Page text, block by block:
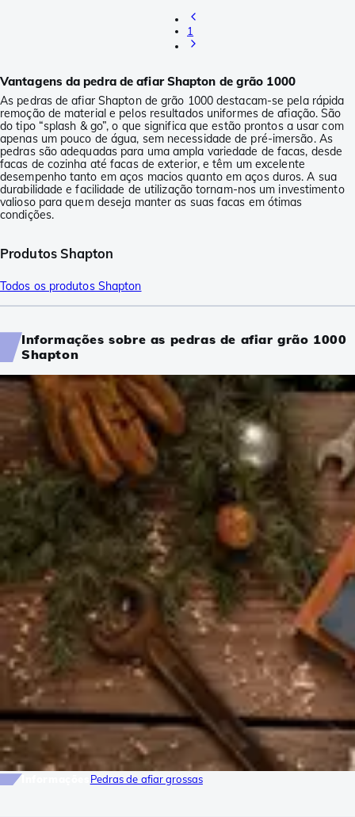
1
Vantagens da pedra de afiar Shapton de grão 1000
As pedras de afiar Shapton de grão 1000 destacam-se pela rápida
remoção de material e pelos resultados uniformes de afiação. São
do tipo “splash & go”, o que significa que estão prontos a usar com
apenas um pouco de água, sem necessidade de pré-imersão. As
pedras são adequadas para uma ampla variedade de facas, desde
facas de cozinha até facas de exterior, e têm um excelente
desempenho tanto em aços macios quanto em aços duros. A sua
durabilidade e facilidade de utilização tornam-nos um investimento
valioso para quem deseja manter as suas facas em ótimas
condições.
Produtos Shapton
Todos os produtos Shapton
Informações sobre as pedras de afiar grão 1000
Shapton
Pedras de afiar grossas